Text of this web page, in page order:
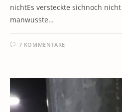
nichtEs versteckte sichnoch
manwusste…
7 KOMMENTARE